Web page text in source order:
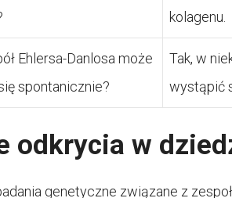
kolagenu.
Ehlersa-Danlosa może
spontanicznie?
Tak, w
wystąpić
odkrycia w
genetyczne związane z